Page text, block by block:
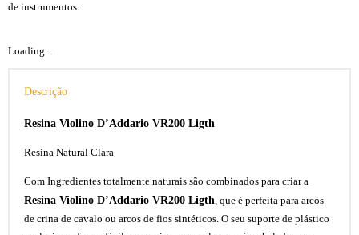
de instrumentos.
Loading...
Descrição
Resina Violino D’Addario VR200 Ligth
Resina Natural Clara
Com Ingredientes totalmente naturais são combinados para criar a
Resina Violino D’Addario VR200 Ligth, que é perfeita para arcos
de crina de cavalo ou arcos de fios sintéticos. O seu suporte de plástico